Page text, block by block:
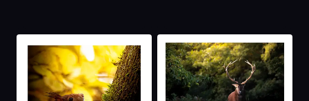
59,00 €
à
319,00 €
59,00 €
à
319,00 €